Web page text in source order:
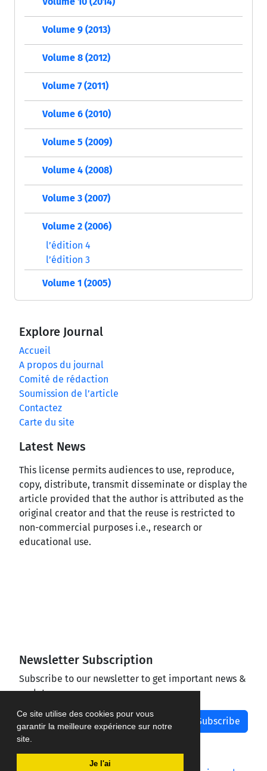
Ce site utilise des cookies pour vous
garantir la meilleure expérience sur notre
site.
Je l'ai
Volume 9 (2013)
Volume 8 (2012)
Volume 7 (2011)
Volume 6 (2010)
Volume 5 (2009)
Volume 4 (2008)
Volume 3 (2007)
Volume 2 (2006)
l’édition 4
l’édition 3
Volume 1 (2005)
Explore Journal
Accueil
A propos du journal
Comité de rédaction
Soumission de l’article
Contactez
Carte du site
Latest News
This license permits audiences to use, reproduce,
copy, distribute, transmit disseminate or display the
article provided that the author is attributed as the
original creator and that the reuse is restricted to
non-commercial purposes i.e., research or
educational use.
Newsletter Subscription
Subscribe to our newsletter to get important news &
updates
Subscribe